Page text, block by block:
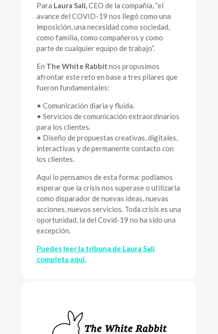
Para Laura Sali,CEO de la compañía, “el
avance del COVID-19 nos llegó como una
imposición, una necesidad como sociedad,
como familia, como compañeros y como
parte de cualquier equipo de trabajo”.
En The White Rabbit nos propusimos
afrontar este reto en base a tres pilares que
fueron fundamentales:
• Comunicación diaria y fluida.
• Servicios de comunicación extraordinarios
para los clientes.
• Diseño de propuestas creativas, digitales,
interactivas y de permanente contacto con
los clientes.
Aquí lo pensamos de esta forma: podíamos
esperar que la crisis nos superase o utilizarla
como disparador de nuevas ideas, nuevas
acciones, nuevos servicios. Toda crisis es una
oportunidad, la del Covid-19 no ha sido una
excepción.
Puedes leer la tribuna de Laura Sali
completa aquí.